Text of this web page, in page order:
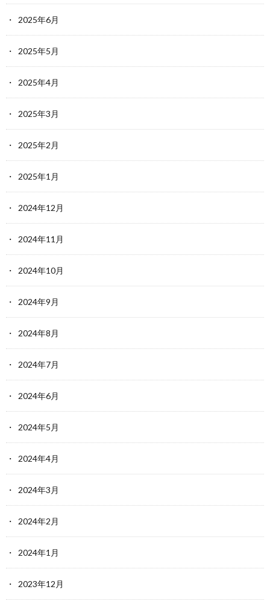
2025年6月
2025年5月
2025年4月
2025年3月
2025年2月
2025年1月
2024年12月
2024年11月
2024年10月
2024年9月
2024年8月
2024年7月
2024年6月
2024年5月
2024年4月
2024年3月
2024年2月
2024年1月
2023年12月